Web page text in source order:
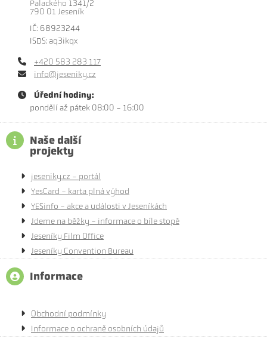
Palackého 1341/2
790 01 Jeseník
IČ: 68923244
ISDS: aq3ikqx
+420 583 283 117
info@jeseniky.cz
Úřední hodiny:
pondělí až pátek 08:00 - 16:00
Naše další
projekty
jeseniky.cz - portál
YesCard - karta plná výhod
YESinfo - akce a události v Jeseníkách
Jdeme na běžky - informace o bíle stopě
Jeseníky Film Office
Jeseníky Convention Bureau
Informace
Obchodní podmínky
Informace o ochraně osobních údajů